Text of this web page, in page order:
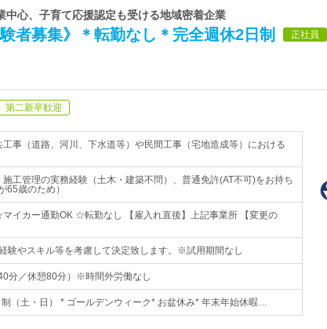
中心、子育て応援認定も受ける地域密着企業
者募集》＊転勤なし＊完全週休2日制 正社員
第二新卒歓迎
事（道路、河川、下水道等）や民間工事（宅地造成等）における
工管理の実務経験（土木・建築不問）、普通免許(AT不可)をお持ち
歳のため）
イカー通勤OK ☆転勤なし 【雇入れ直後】上記事業所 【変更の
験やスキル等を考慮して決定致します。※試用期間なし
分／休憩80分）※時間外労働なし
（土・日） * ゴールデンウィーク* お盆休み* 年末年始休暇…